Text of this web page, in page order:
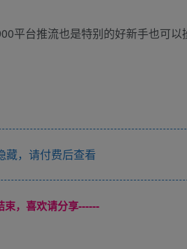
平台推流也是特别的好新手也可
藏，请付费后查看
束，喜欢请分享------